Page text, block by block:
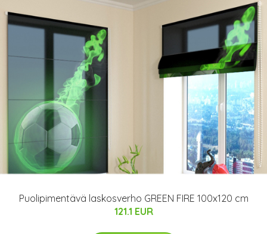
Puolipimentävä laskosverho GREEN FIRE 100x120 cm
121.1 EUR